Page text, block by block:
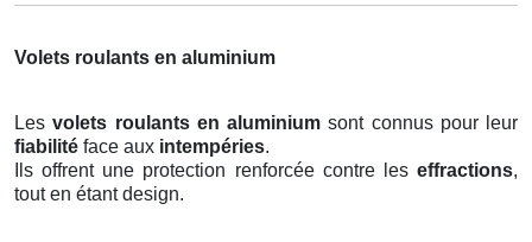
Volets roulants en aluminium
Lesvolets roulants en aluminium sont connus pour leur
fiabilité face aux intempéries.
Ils offrent une protection renforcée contre les effractions,
tout en étant design.